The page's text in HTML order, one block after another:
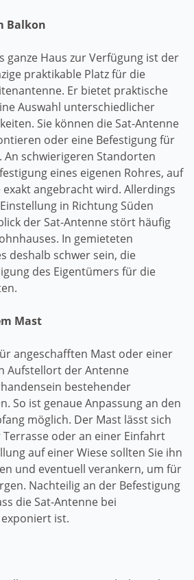
Balkon
ganze Haus zur Verfügung ist der
praktikable Platz für die
Er bietet praktische
Auswahl unterschiedlicher
Sie können die Sat-Antenne
oder eine Befestigung für
An schwierigeren Standorten
eines eigenen Rohres, auf
angebracht wird. Allerdings
in Richtung Süden
der Sat-Antenne stört häufig
In gemieteten
deshalb schwer sein, die
des Eigentümers für die
Mast
angeschafften Mast oder einer
Aufstellort der Antenne
bestehender
So ist genaue Anpassung an den
möglich. Der Mast lässt sich
oder an einer Einfahrt
auf einer Wiese sollten Sie ihn
und eventuell verankern, um für
Nachteilig an der Befestigung
die Sat-Antenne bei
ist.